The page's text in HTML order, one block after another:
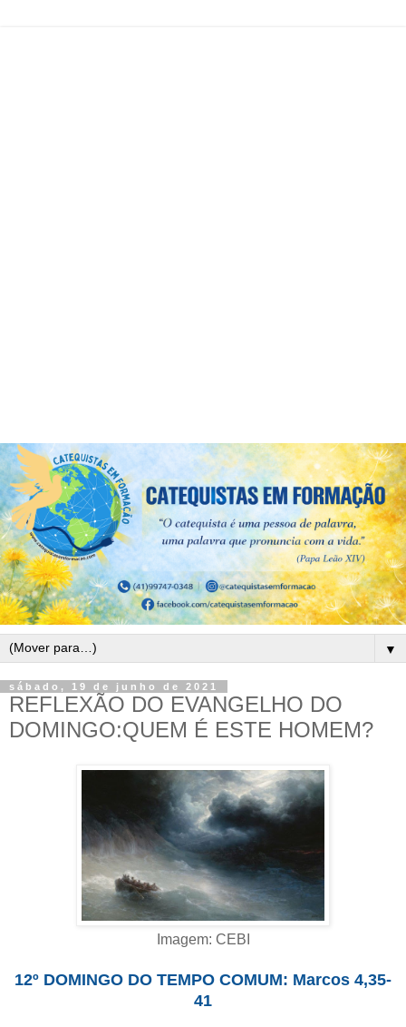
▼
sábado, 19 de junho de 2021
REFLEXÃO DO EVANGELHO DO
DOMINGO:QUEM É ESTE HOMEM?
Imagem: CEBI
12º DOMINGO DO TEMPO COMUM: Marcos 4,35-
41